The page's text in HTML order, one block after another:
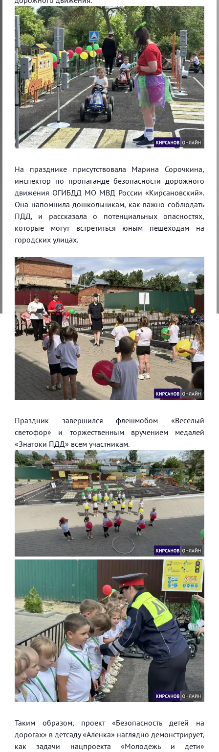
На празднике присутствовала Марина Сорочкина,
инспектор по пропаганде безопасности дорожного
движения ОГИБДД МО МВД России «Кирсановский».
Она напомнила дошкольникам, как важно соблюдать
ПДД, и рассказала о потенциальных опасностях,
которые могут встретиться юным пешеходам на
городских улицах.
Праздник завершился флешмобом «Веселый
светофор» и торжественным вручением медалей
«Знатоки ПДД» всем участникам.
Таким образом, проект «Безопасность детей на
дорогах» в детсаду «Аленка» наглядно демонстрирует,
как задачи нацпроекта «Молодежь и дети»